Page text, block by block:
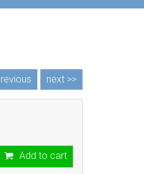
next >>
Add to cart